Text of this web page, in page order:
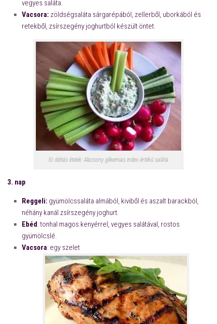
vegyes saláta.
Vacsora: zöldségsaláta sárgarépából, zellerből, uborkából és
retekből, zsírszegény joghurtból készült öntet.
GI diétás ételek: Alacsony glikemias index értékű saláta
3. nap
Reggeli: gyümölcssaláta almából, kiviből és aszalt barackból,
néhány kanál zsírszegény joghurt.
Ebéd: tonhal magos kenyérrel, vegyes salátával, rostos
gyümölcslé.
Vacsora: egy szelet